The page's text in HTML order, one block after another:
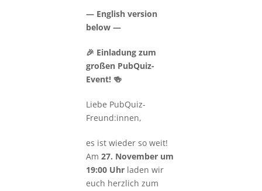
— English version
below —
🎉 Einladung zum
großen PubQuiz-
Event! 🍻
Liebe PubQuiz-
Freund:innen,
es ist wieder so weit!
Am 27. November um
19:00 Uhr laden wir
euch herzlich zum